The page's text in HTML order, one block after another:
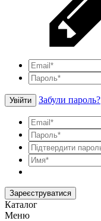
Увійти Забули пароль?
Зареєструватися
Каталог
Меню